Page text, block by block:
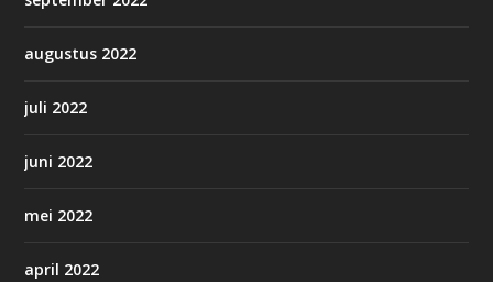
augustus 2022
juli 2022
juni 2022
mei 2022
april 2022